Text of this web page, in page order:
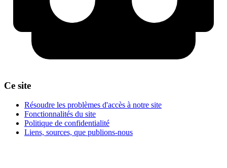
Ce site
Résoudre les problèmes d'accès à notre site
Fonctionnalités du site
Politique de confidentialité
Liens, sources, que publions-nous